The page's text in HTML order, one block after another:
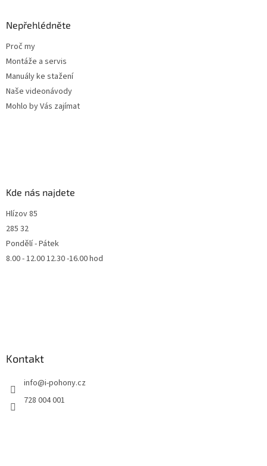
Nepřehlédněte
Proč my
Montáže a servis
Manuály ke stažení
Naše videonávody
Mohlo by Vás zajímat
Kde nás najdete
Hlízov 85
285 32
Pondělí - Pátek
8.00 - 12.00 12.30 -16.00 hod
Kontakt
info@i-pohony.cz
728 004 001